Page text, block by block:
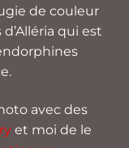
de couleur
qui est
avec des
et moi de le